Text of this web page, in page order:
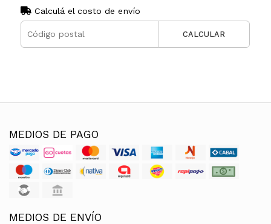
Calculá el costo de envío
CALCULAR
MEDIOS DE PAGO
MEDIOS DE ENVÍO